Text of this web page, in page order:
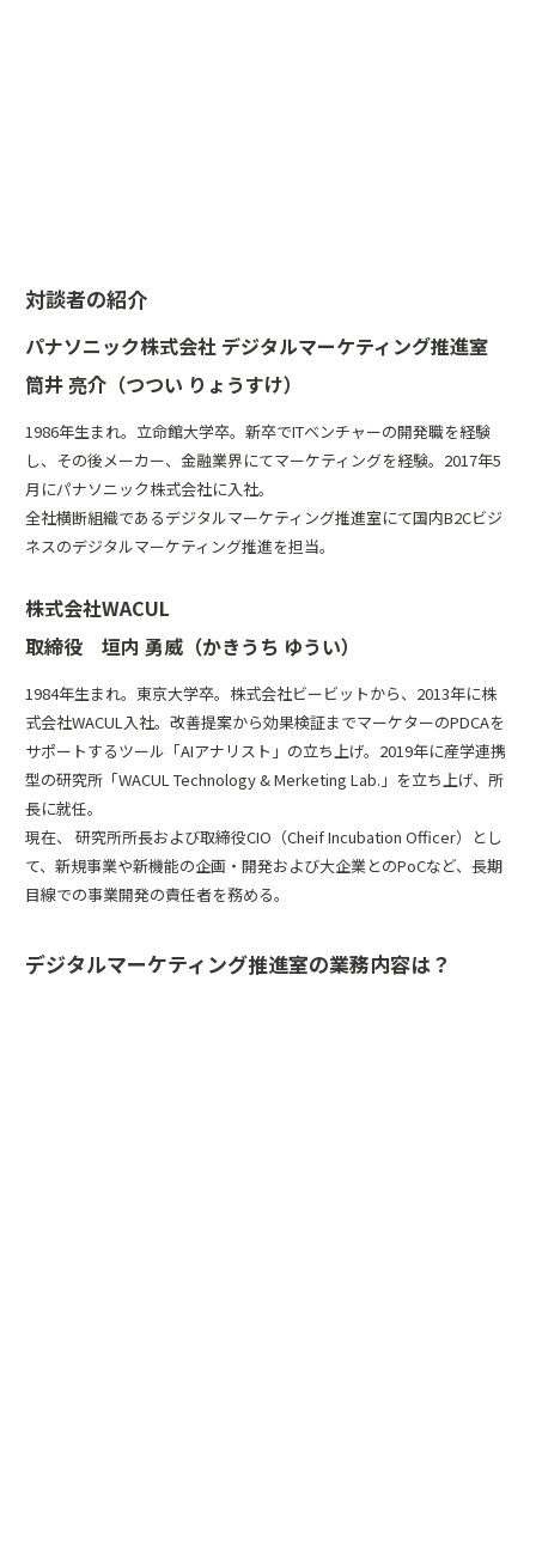
対談者の紹介
パナソニック株式会社 デジタルマーケティング推進室
筒井 亮介（つつい りょうすけ）
1986年生まれ。立命館大学卒。新卒でITベンチャーの開発職を経験
し、その後メーカー、金融業界にてマーケティングを経験。2017年5
月にパナソニック株式会社に入社。
全社横断組織であるデジタルマーケティング推進室にて国内B2Cビジ
ネスのデジタルマーケティング推進を担当。
株式会社WACUL
取締役 垣内 勇威（かきうち ゆうい）
1984年生まれ。東京大学卒。株式会社ビービットから、2013年に株
式会社WACUL入社。改善提案から効果検証までマーケターのPDCAを
サポートするツール「AIアナリスト 」の立ち上げ。2019年に産学連携
型の研究所「WACUL Technology & Merketing Lab.」を立ち上げ、所
長に就任。
現在、 研究所所長および取締役CIO（Cheif Incubation Officer）とし
て、新規事業や新機能の企画・開発および大企業とのPoCなど、長期
目線での事業開発の責任者を務める。
デジタルマーケティング推進室の業務内容は？